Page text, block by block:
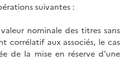
suivantes :
nominale des titres sans
corrélatif aux associés, le cas
de la mise en réserve d'une